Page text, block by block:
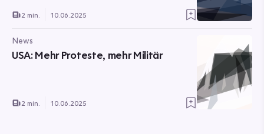
2 min. 10.06.2025
News
USA: Mehr Proteste, mehr Militär
2 min. 10.06.2025